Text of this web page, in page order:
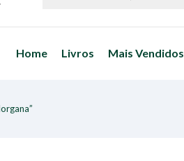
Home Livros Mais Vendidos